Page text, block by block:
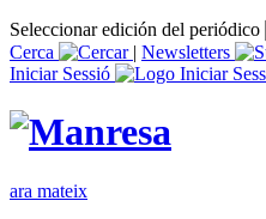
Seleccionar edición del periódico
Cerca
| Newsletters
Iniciar Sessió
ara mateix